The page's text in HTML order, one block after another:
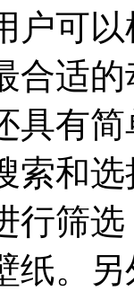
户可
合适
具有
索和
行筛
纸。